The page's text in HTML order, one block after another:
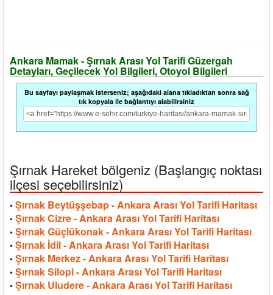
Ankara Mamak - Şırnak Arası Yol Tarifi Güzergah
Detayları, Geçilecek Yol Bilgileri, Otoyol Bilgileri
Bu sayfayı paylaşmak isterseniz; aşağıdaki alana tıkladıktan sonra sağ
tık kopyala ile bağlantıyı alabilirsiniz
Şırnak Hareket bölgeniz (Başlangıç noktası
ilçesi seçebilirsiniz)
• Şırnak Beytüşşebap - Ankara Arası Yol Tarifi Haritası
• Şırnak Cizre - Ankara Arası Yol Tarifi Haritası
• Şırnak Güçlükonak - Ankara Arası Yol Tarifi Haritası
• Şırnak İdil - Ankara Arası Yol Tarifi Haritası
• Şırnak Merkez - Ankara Arası Yol Tarifi Haritası
• Şırnak Silopi - Ankara Arası Yol Tarifi Haritası
• Şırnak Uludere - Ankara Arası Yol Tarifi Haritası